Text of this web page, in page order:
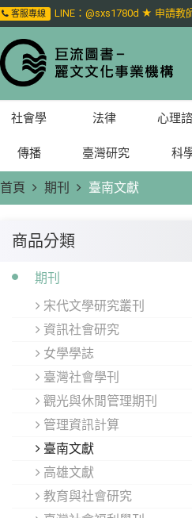
客服專線 LINE：@sxs1780d ★ 申請教
社會學 法律 心理
傳播 臺灣研究 科
首頁 期刊 臺南文獻
商品分類
期刊
宋代文學研究叢刊
資訊社會研究
女學學誌
臺灣社會學刊
觀光與休閒管理期刊
管理資訊計算
臺南文獻
高雄文獻
教育與社會研究